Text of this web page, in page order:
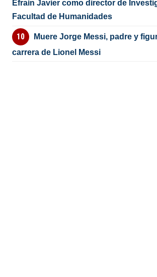
Efraín Javier como director de
Facultad de Humanidades
Muere Jorge Messi, padre y
carrera de Lionel Messi